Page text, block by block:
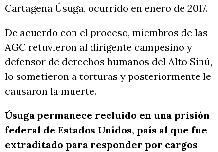
Cartagena Úsuga, ocurrido en enero de 2017.
De acuerdo con el proceso, miembros de las
AGC retuvieron al dirigente campesino y
defensor de derechos humanos del Alto Sinú,
lo sometieron a torturas y posteriormente le
causaron la muerte.
Úsuga permanece recluido en una prisión
federal de Estados Unidos, país al que fue
extraditado para responder por cargos